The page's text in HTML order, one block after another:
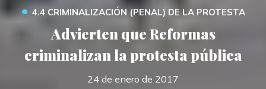
• 4.4 CRIMINALIZACIÓN (PENAL) DE LA PROTESTA
Advierten que Reformas
criminalizan la protesta pública
24 de enero de 2017